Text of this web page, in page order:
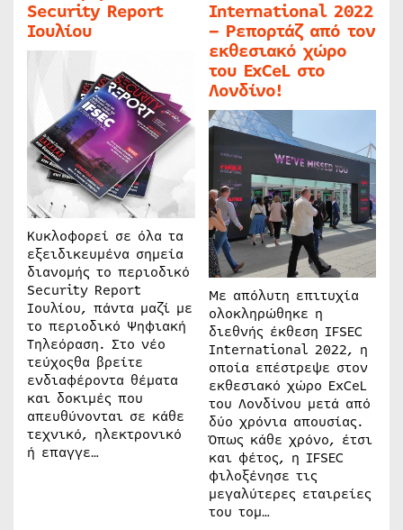
Security Report
Ιουλίου
Κυκλοφορεί σε όλα τα
εξειδικευμένα σημεία
διανομής το περιοδικό
Security Report
Ιουλίου, πάντα μαζί με
το περιοδικό Ψηφιακή
Τηλεόραση. Στο νέο
τεύχοςθα βρείτε
ενδιαφέροντα θέματα
και δοκιμές που
απευθύνονται σε κάθε
τεχνικό, ηλεκτρονικό
ή επαγγε…
International 2022
– Ρεπορτάζ από τον
εκθεσιακό χώρο
του ExCeL στο
Λονδίνο!
Με απόλυτη επιτυχία
ολοκληρώθηκε η
διεθνής έκθεση IFSEC
International 2022, η
οποία επέστρεψε στον
εκθεσιακό χώρο ExCeL
του Λονδίνου μετά από
δύο χρόνια απουσίας.
Όπως κάθε χρόνο, έτσι
και φέτος, η IFSEC
φιλοξένησε τις
μεγαλύτερες εταιρείες
του τομ…